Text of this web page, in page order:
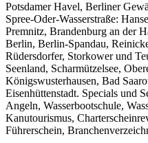
Potsdamer Havel, Berliner
Spree-Oder-Wasserstraße:
Premnitz, Brandenburg an der
Berlin, Berlin-Spandau,
Rüdersdorfer, Storkower und
Seenland, Scharmützelsee,
Königswusterhausen, Bad
Eisenhüttenstadt. Specials und
Angeln, Wasserbootschule,
Kanutourismus,
Führerschein,